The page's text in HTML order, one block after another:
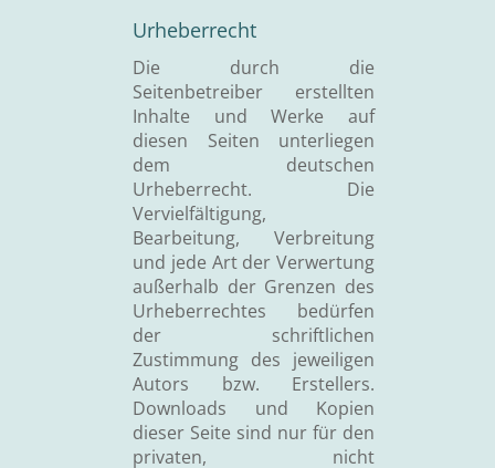
Urheberrecht
Die durch die
Seitenbetreiber erstellten
Inhalte und Werke auf
diesen Seiten unterliegen
dem deutschen
Urheberrecht. Die
Vervielfältigung,
Bearbeitung, Verbreitung
und jede Art der Verwertung
außerhalb der Grenzen des
Urheberrechtes bedürfen
der schriftlichen
Zustimmung des jeweiligen
Autors bzw. Erstellers.
Downloads und Kopien
dieser Seite sind nur für den
privaten, nicht